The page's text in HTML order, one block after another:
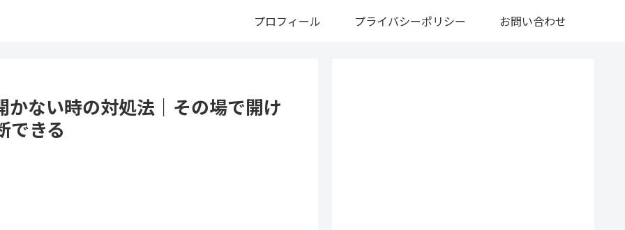
プロフィール プライバシーポリシー お問い合わせ
ない時の対処法｜その場で開け
できる